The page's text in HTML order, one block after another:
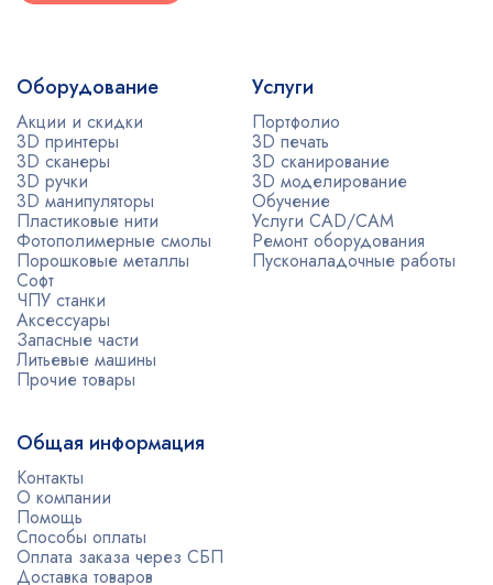
Оборудование
Акции и скидки
3D принтеры
3D сканеры
3D ручки
3D манипуляторы
Пластиковые нити
Фотополимерные смолы
Порошковые металлы
Софт
ЧПУ станки
Аксессуары
Запасные части
Литьевые машины
Прочие товары
Услуги
Портфолио
3D печать
3D сканирование
3D моделирование
Обучение
Услуги CAD/CAM
Ремонт оборудования
Пусконаладочные работы
Общая информация
Контакты
О компании
Помощь
Способы оплаты
Оплата заказа через СБП
Доставка товаров